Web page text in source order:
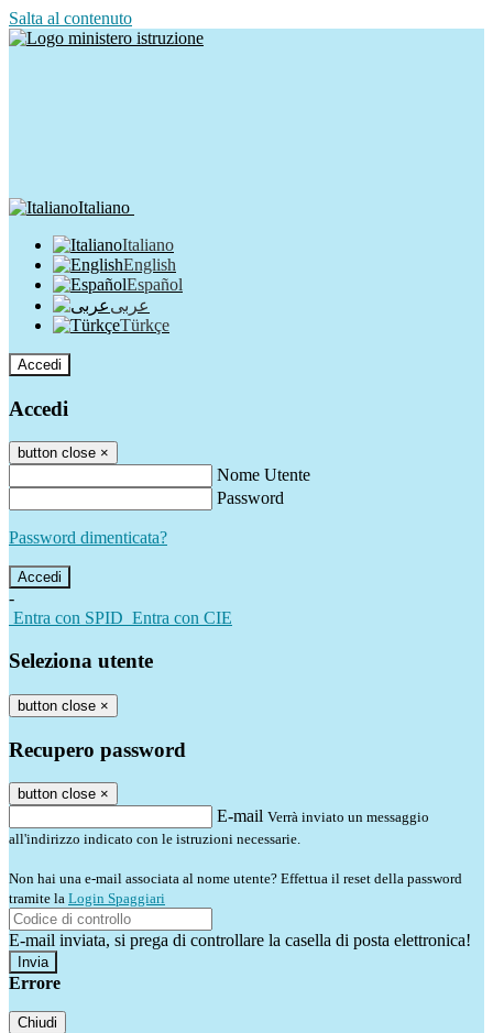
Salta al contenuto
Italiano
Italiano
English
Español
عربى
Türkçe
Accedi
Accedi
button close ×
Nome Utente
Password
Password dimenticata?
-
Entra con SPID Entra con CIE
Seleziona utente
button close ×
Recupero password
button close ×
E-mail Verrà inviato un messaggio
all'indirizzo indicato con le istruzioni necessarie.
Non hai una e-mail associata al nome utente? Effettua il reset della password
tramite la Login Spaggiari
E-mail inviata, si prega di controllare la casella di posta elettronica!
Errore
Chiudi